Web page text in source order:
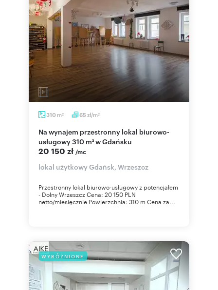
310 m2 65 zł/m2
Na wynajem przestronny lokal biurowo-
usługowy 310 m² w Gdańsku
20 150 zł /mc
lokal użytkowy Gdańsk, Wrzeszcz
Przestronny lokal biurowo-usługowy z potencjałem
- Dolny Wrzeszcz Cena: 20 150 PLN
netto/miesięcznie Powierzchnia: 310 m Cena za...
WYRÓŻNIONE